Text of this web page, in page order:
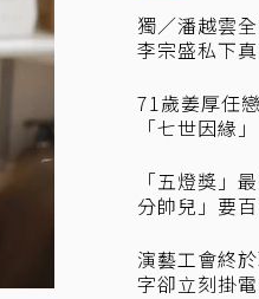
獨／潘越雲
李宗盛私下
71歲姜厚任
「七世因緣
「五燈獎」
分帥兒」要
演藝工會終
字卻立刻掛